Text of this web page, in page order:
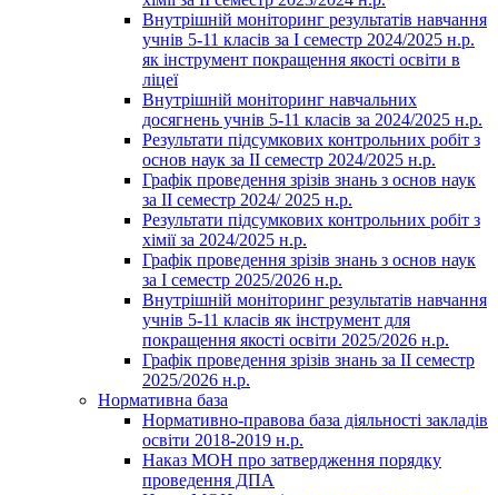
Внутрішній моніторинг результатів навчання
учнів 5-11 класів за І семестр 2024/2025 н.р.
як інструмент покращення якості освіти в
ліцеї
Внутрішній моніторинг навчальних
досягнень учнів 5-11 класів за 2024/2025 н.р.
Результати підсумкових контрольних робіт з
основ наук за ІІ семестр 2024/2025 н.р.
Графік проведення зрізів знань з основ наук
за ІІ семестр 2024/ 2025 н.р.
Результати підсумкових контрольних робіт з
хімії за 2024/2025 н.р.
Графік проведення зрізів знань з основ наук
за І семестр 2025/2026 н.р.
Внутрішній моніторинг результатів навчання
учнів 5-11 класів як інструмент для
покращення якості освіти 2025/2026 н.р.
Графік проведення зрізів знань за ІІ семестр
2025/2026 н.р.
Нормативна база
Нормативно-правова база діяльності закладів
освіти 2018-2019 н.р.
Наказ МОН про затвердження порядку
проведення ДПА